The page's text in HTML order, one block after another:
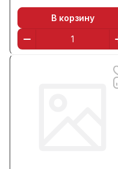
В корзину